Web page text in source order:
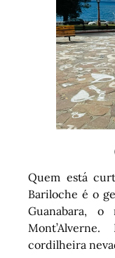
Quem está
Bariloche é o
Guanabara, o
cordilheira